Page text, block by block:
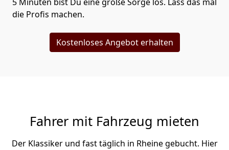
die Profis machen.
Kostenloses Angebot erhalten
Fahrer mit Fahrzeug mieten
Der Klassiker und fast täglich in Rheine gebucht. Hier